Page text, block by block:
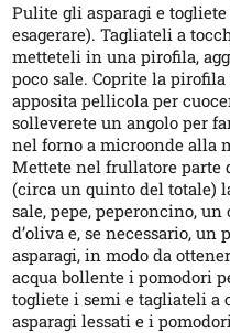
Pulite gli asparagi e
esagerare). Tagliateli a
metteteli in una pirofila,
poco sale. Coprite la
apposita pellicola per
solleverete un angolo per
nel forno a microonde alla
Mettete nel frullatore parte
(circa un quinto del totale)
sale, pepe, peperoncino,
d’oliva e, se necessario, un
asparagi, in modo da
acqua bollente i pomodori
togliete i semi e tagliateli
asparagi lessati e i